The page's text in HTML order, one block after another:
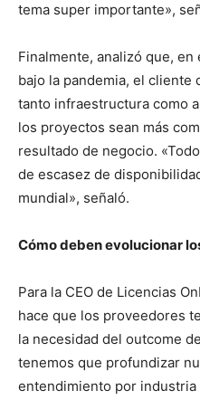
tema super importante»,
Finalmente, analizó que,
bajo la pandemia, el cliente
tanto infraestructura como
los proyectos sean más
resultado de negocio.
de escasez de
mundial», señaló.
Cómo deben evolucionar
Para la CEO de Licencias
hace que los proveedores
la necesidad del outcome
tenemos que profundizar
entendimiento por